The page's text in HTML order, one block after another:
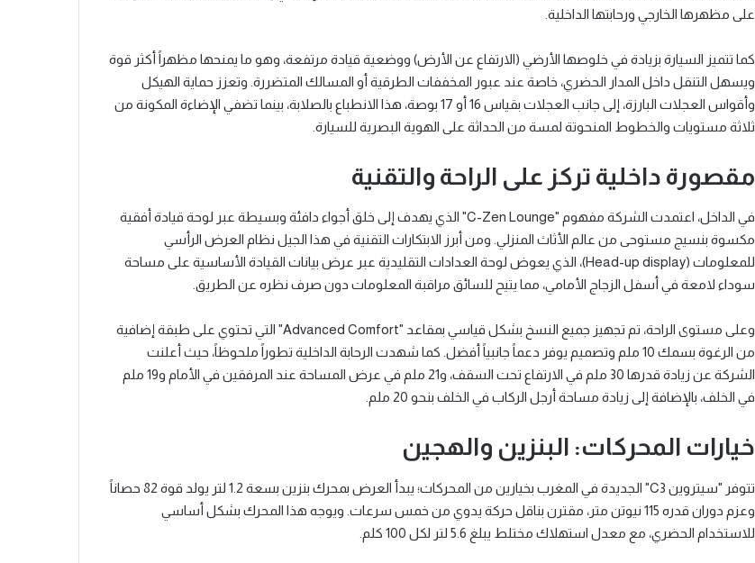
على مظهرها الخارجي ورحابتها الداخلية.
كما تتميز السيارة بزيادة في خلوصها الأرضي (الارتفاع عن الأرض) ووضعية قيادة مرتفعة، وهو ما يمنحها مظهراً أكثر قوة
ويسهل التنقل داخل المدار الحضري، خاصة عند عبور المخففات الطرقية أو المسالك المتضررة. وتعزز حماية الهيكل
وأقواس العجلات البارزة، إلى جانب العجلات بقياس 16 أو 17 بوصة، هذا الانطباع بالصلابة، بينما تضفي الإضاءة المكونة من
ثلاثة مستويات والخطوط المنحوتة لمسة من الحداثة على الهوية البصرية للسيارة.
مقصورة داخلية تركز على الراحة والتقنية
في الداخل، اعتمدت الشركة مفهوم "C-Zen Lounge" الذي يهدف إلى خلق أجواء دافئة وبسيطة عبر لوحة قيادة أفقية
مكسوة بنسيج مستوحى من عالم الأثاث المنزلي. ومن أبرز الابتكارات التقنية في هذا الجيل نظام العرض الرأسي
للمعلومات (Head-up display)، الذي يعوض لوحة العدادات التقليدية عبر عرض بيانات القيادة الأساسية على مساحة
سوداء لامعة في أسفل الزجاج الأمامي، مما يتيح للسائق مراقبة المعلومات دون صرف نظره عن الطريق.
وعلى مستوى الراحة، تم تجهيز جميع النسخ بشكل قياسي بمقاعد "Advanced Comfort" التي تحتوي على طبقة إضافية
من الرغوة بسمك 10 ملم وتصميم يوفر دعماً جانبياً أفضل. كما شهدت الرحابة الداخلية تطوراً ملحوظاً، حيث أعلنت
الشركة عن زيادة قدرها 30 ملم في الارتفاع تحت السقف، و21 ملم في عرض المساحة عند المرفقين في الأمام و19 ملم
في الخلف، بالإضافة إلى زيادة مساحة أرجل الركاب في الخلف بنحو 20 ملم.
خيارات المحركات: البنزين والهجين
تتوفر "سيتروين C3" الجديدة في المغرب بخيارين من المحركات؛ يبدأ العرض بمحرك بنزين بسعة 1.2 لتر يولد قوة 82 حصاناً
وعزم دوران قدره 115 نيوتن متر، مقترن بناقل حركة يدوي من خمس سرعات. ويوجه هذا المحرك بشكل أساسي
للاستخدام الحضري، مع معدل استهلاك مختلط يبلغ 5.6 لتر لكل 100 كلم.